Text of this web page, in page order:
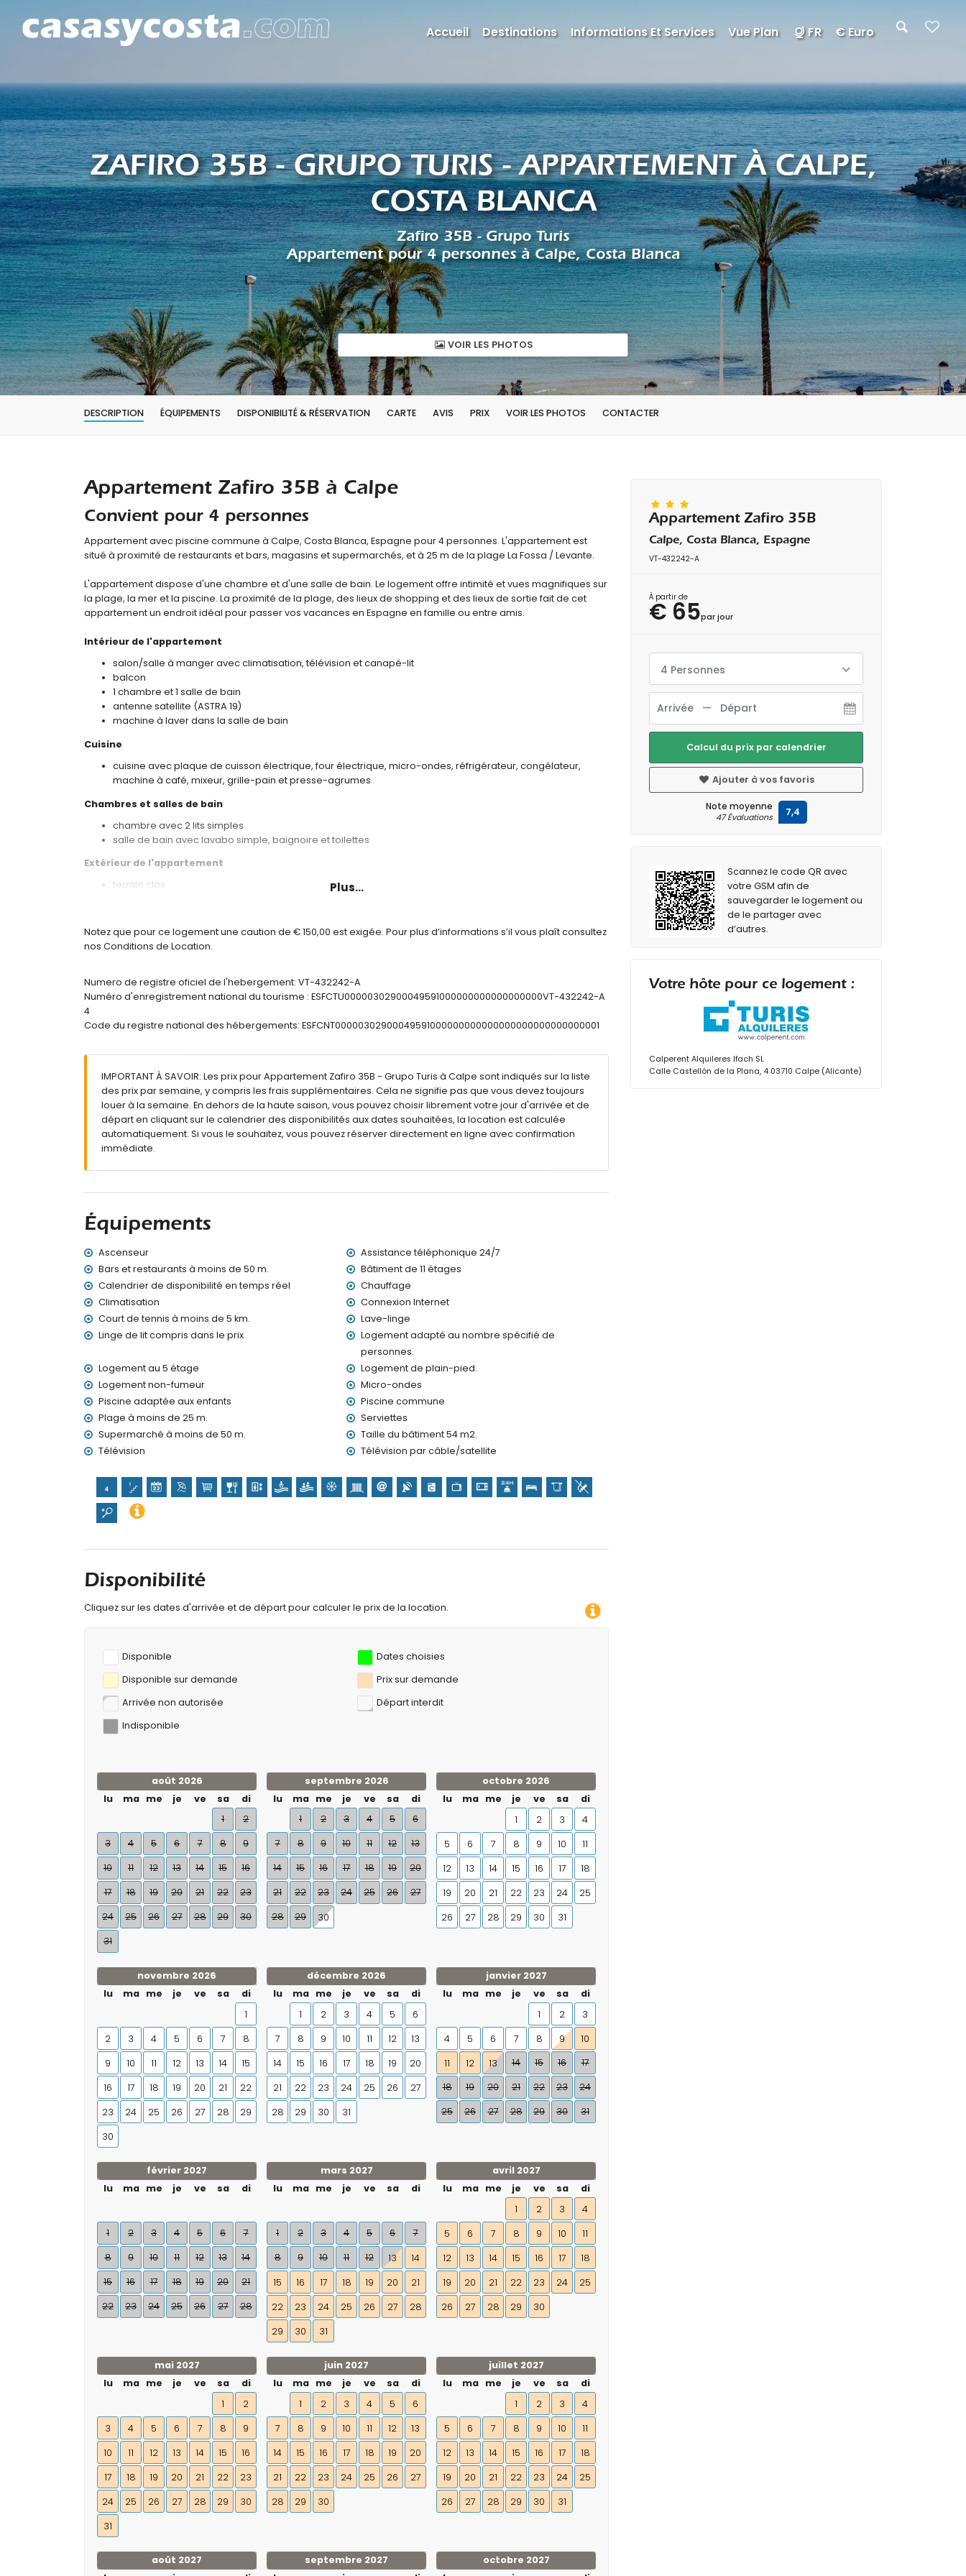
ZAFIRO 35B - GRUPO TURIS - APPARTEMENT À CALPE,
COSTA BLANCA
Zafiro 35B - Grupo Turis
Appartement pour 4 personnes à Calpe, Costa Blanca
VOIR LES PHOTOS
DESCRIPTION ÉQUIPEMENTS DISPONIBILITÉ & RÉSERVATION CARTE AVIS PRIX VOIR LES PHOTOS CONTACTER
Appartement Zafiro 35B à Calpe
Convient pour 4 personnes
Appartement avec piscine commune à Calpe, Costa Blanca, Espagne pour 4 personnes. L'appartement est
situé à proximité de restaurants et bars, magasins et supermarchés, et à 25 m de la plage La Fossa / Levante.
L'appartement dispose d'une chambre et d'une salle de bain. Le logement offre intimité et vues magnifiques sur
la plage, la mer et la piscine. La proximité de la plage, des lieux de shopping et des lieux de sortie fait de cet
appartement un endroit idéal pour passer vos vacances en Espagne en famille ou entre amis.
Intérieur de l'appartement
salon/salle à manger avec climatisation, télévision et canapé-lit
balcon
1 chambre et 1 salle de bain
antenne satellite (ASTRA 19)
machine à laver dans la salle de bain
Cuisine
cuisine avec plaque de cuisson électrique, four électrique, micro-ondes, réfrigérateur, congélateur,
machine à café, mixeur, grille-pain et presse-agrumes
Chambres et salles de bain
chambre avec 2 lits simples
salle de bain avec lavabo simple, baignoire et toilettes
Extérieur de l'appartement
terrain clos
douche extérieure
Informations supplémentaires
aéroport le plus proche : El Altet (Alicante) (à moins de 100 kilomètres de l'appartement)
deuxième aéroport le plus proche : Manises (Valence) (> 100 kilomètres)
animaux de compagnie non admis
Le logement est très adapté aux familles avec enfants.
Équipements et services inclus dans le prix de location de l'appartement
internet (WiFi)
fer et planche à repasser
literie et serviettes
service d'urgence 24 heures sur 24
lit pour enfant/berceau (sur demande)
tennis (à moins de 5 kilomètres de l'appartement)
golf (à moins de 10 kilomètres de l'appartement)
Plus...
Notez que pour ce logement une caution de € 150,00 est exigée. Pour plus d’informations s’il vous plaît consultez
nos Conditions de Location.
Numero de registre oficiel de l'hebergement: VT-432242-A
Numéro d'enregistrement national du tourisme : ESFCTU00000302900049591000000000000000000VT-432242-A
4
Code du registre national des hébergements: ESFCNT00000302900049591000000000000000000000000000001
IMPORTANT À SAVOIR: Les prix pour Appartement Zafiro 35B - Grupo Turis à Calpe sont indiqués sur la liste
des prix par semaine, y compris les frais supplémentaires. Cela ne signifie pas que vous devez toujours
louer à la semaine. En dehors de la haute saison, vous pouvez choisir librement votre jour d'arrivée et de
départ en cliquant sur le calendrier des disponibilités aux dates souhaitées, la location est calculée
automatiquement. Si vous le souhaitez, vous pouvez réserver directement en ligne avec confirmation
immédiate.
Équipements
Ascenseur
Assistance téléphonique 24/7
Bars et restaurants à moins de 50 m.
Bâtiment de 11 étages
Calendrier de disponibilité en temps réel
Chauffage
Climatisation
Connexion Internet
Court de tennis à moins de 5 km.
Lave-linge
Linge de lit compris dans le prix
Logement adapté au nombre spécifié de
personnes.
Logement au 5 étage
Logement de plain-pied.
Logement non-fumeur
Micro-ondes
Piscine adaptée aux enfants
Piscine commune
Plage à moins de 25 m.
Serviettes
Supermarché à moins de 50 m.
Taille du bâtiment 54 m2.
Télévision
Télévision par câble/satellite
Disponibilité
Cliquez sur les dates d'arrivée et de départ pour calculer le prix de la location.
Disponible
Dates choisies
Disponible sur demande
Prix ​​sur demande
Arrivée non autorisée
Départ interdit
Indisponible
août 2026
lu
ma me je ve sa
di
1
2
3
4 5 6 7 8
9
10
11 12 13 14 15
16
17
18 19 20 21 22
23
24
25 26 27 28 29
30
31
septembre 2026
lu
ma me je ve sa
di
1
2 3 4 5
6
7
8 9 10 11 12
13
14
15 16 17 18 19
20
21
22 23 24 25 26
27
28
29 30
octobre 2026
lu
ma me je ve sa
di
1
2 3
4
5
6 7 8 9 10
11
12
13 14 15 16 17
18
19
20 21 22 23 24
25
26
27 28 29 30 31
novembre 2026
lu
ma me je ve sa
di
1
2
3 4 5 6 7
8
9
10 11 12 13 14
15
16
17 18 19 20 21
22
23
24 25 26 27 28
29
30
décembre 2026
lu
ma me je ve sa
di
1
2 3 4 5
6
7
8 9 10 11 12
13
14
15 16 17 18 19
20
21
22 23 24 25 26
27
28
29 30 31
janvier 2027
lu
ma me je ve sa
di
1
2
3
4
5 6 7 8 9
10
11
12 13 14 15 16
17
18
19 20 21 22 23
24
25
26 27 28 29 30 31
février 2027
lu
ma me je ve sa di
1 2 3 4 5 6
7
8
9 10 11 12 13
14
15
16 17 18 19 20
21
22
23 24 25 26 27 28
mars 2027
lu
ma me je ve sa di
1 2 3 4 5 6
7
8
9 10 11 12 13
14
15
16 17 18 19 20
21
22
23 24 25 26 27
28
29
30 31
avril 2027
lu
ma me je ve sa
di
1
2 3
4
5
6 7 8 9 10
11
12
13 14 15 16 17
18
19
20 21 22 23 24
25
26
27 28 29 30
mai 2027
lu
ma me je ve sa
di
1
2
3
4 5 6 7 8
9
10
11 12 13 14 15
16
17
18 19 20 21 22
23
24
25 26 27 28 29
30
31
juin 2027
lu
ma me je ve sa
di
1
2 3 4 5
6
7
8 9 10 11 12
13
14
15 16 17 18 19
20
21
22 23 24 25 26
27
28
29 30
juillet 2027
lu
ma me je ve sa
di
1
2 3
4
5
6 7 8 9 10
11
12
13 14 15 16 17
18
19
20 21 22 23 24
25
26
27 28 29 30 31
août 2027
septembre 2027
octobre 2027
Appartement Zafiro 35B
Calpe, Costa Blanca, Espagne
VT-432242-A
À partir de
€ 65par jour
4 Personnes
Calcul du prix par calendrier
Ajouter à vos favoris
Note moyenne
47 Évaluations 7,4
Scannez le code QR avec
votre GSM afin de
sauvegarder le logement ou
de le partager avec
d’autres.
Votre hôte pour ce logement :
Calperent Alquileres Ifach SL
Calle Castellón de la Plana, 4 03710 Calpe (Alicante)
Accueil Destinations Informations Et Services Vue Plan FR € Euro